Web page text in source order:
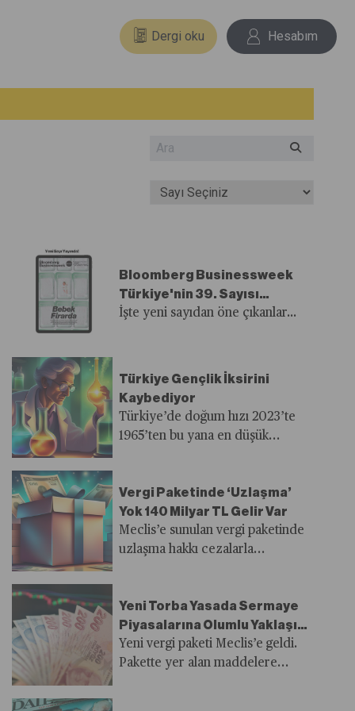
Dergi oku Hesabım
Bloomberg Businessweek
Türkiye'nin 39. Sayısı
Yayında!
İşte yeni sayıdan öne çıkanlar...
Türkiye Gençlik İksirini
Kaybediyor
Türkiye’de doğum hızı 2023’te
1965’ten bu yana en düşük
gerisinde bir artış. Sosyal ve
ekonomik gelişmeler demografik
yapıyı hızla değiştirirken, sadece
uygulanacak doğru politikalar riski
Vergi Paketinde ‘Uzlaşma’
Yok 140 Milyar TL Gelir Var
Meclis’e sunulan vergi paketinde
uzlaşma hakkı cezalarla
asgari kurumlar vergisi olmak
üzere toplamda yaklaşık 140
milyar TL’lik gelir artışı
bekleniyor. Ayrıca destek
Yeni Torba Yasada Sermaye
Piyasalarına Olumlu Yaklaşım
Devam Ediyor
Yeni vergi paketi Meclis’e geldi.
Pakette yer alan maddelere